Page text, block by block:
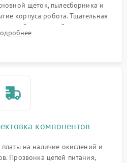
щеток, пылесборника и
корпуса робота. Тщательная
шестерней и плат от
и шерсти животных с
компонентов
на наличие окислений и
Прозвонка цепей питания,